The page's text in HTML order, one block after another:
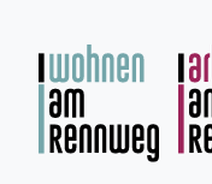
springen